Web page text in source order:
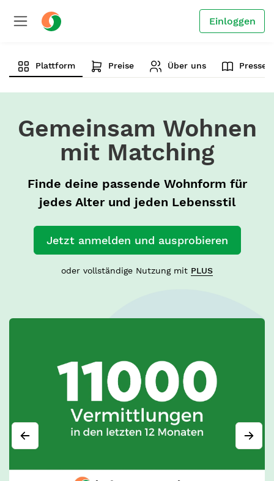
Einloggen
Plattform Preise Über uns Presse
Gemeinsam Wohnen
mit Matching
Finde deine passende Wohnform für
jedes Alter und jeden Lebensstil
Jetzt anmelden und ausprobieren
oder vollständige Nutzung mit PLUS